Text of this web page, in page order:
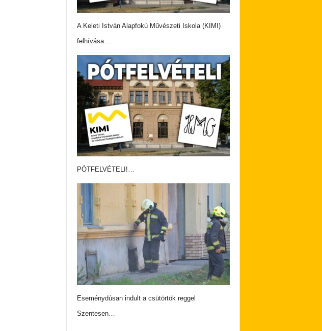
A Keleti István Alapfokú Művészeti Iskola (KIMI)
felhívása…
PÓTFELVÉTELI!…
Eseménydúsan indult a csütörtök reggel
Szentesen…